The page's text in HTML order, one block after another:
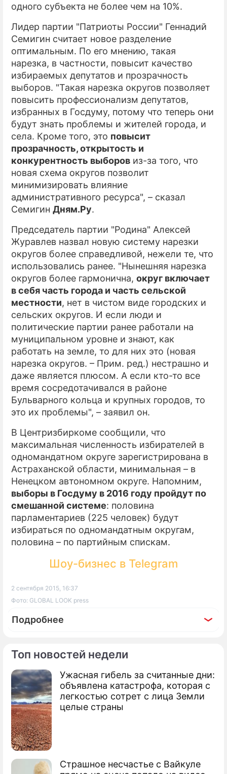
Топ новостей недели
Ужасная гибель за считанные дни:
объявлена катастрофа, которая с
легкостью сотрет с лица Земли
целые страны
Страшное несчастье с Вайкуле
одного субъекта не более чем на 10%.
Лидер партии "Патриоты России" Геннадий
Семигин считает новое разделение
оптимальным. По его мнению, такая
нарезка, в частности, повысит качество
избираемых депутатов и прозрачность
выборов. "Такая нарезка округов позволяет
повысить профессионализм депутатов,
избранных в Госдуму, потому что теперь они
будут знать проблемы и жителей города, и
села. Кроме того, это повысит
прозрачность, открытость и
конкурентность выборов из-за того, что
новая схема округов позволит
минимизировать влияние
административного ресурса", – сказал
Семигин Дням.Ру.
Председатель партии "Родина" Алексей
Журавлев назвал новую систему нарезки
округов более справедливой, нежели те, что
использовались ранее. "Нынешняя нарезка
округов более гармонична, округ включает
в себя часть города и часть сельской
местности, нет в чистом виде городских и
сельских округов. И если люди и
политические партии ранее работали на
муниципальном уровне и знают, как
работать на земле, то для них это (новая
нарезка округов. – Прим. ред.) нестрашно и
даже является плюсом. А если кто-то все
время сосредотачивался в районе
Бульварного кольца и крупных городов, то
это их проблемы", – заявил он.
В Центризбиркоме сообщили, что
максимальная численность избирателей в
одномандатном округе зарегистрирована в
Астраханской области, минимальная – в
Ненецком автономном округе. Напомним,
выборы в Госдуму в 2016 году пройдут по
смешанной системе: половина
парламентариев (225 человек) будут
избираться по одномандатным округам,
половина – по партийным спискам.
Шоу-бизнес в Telegram
2 сентября 2015, 16:37
Фото: GLOBAL LOOK press
Подробнее
По теме
Продолжение: Партии
отрепетируют думские
В России начинаются выборы